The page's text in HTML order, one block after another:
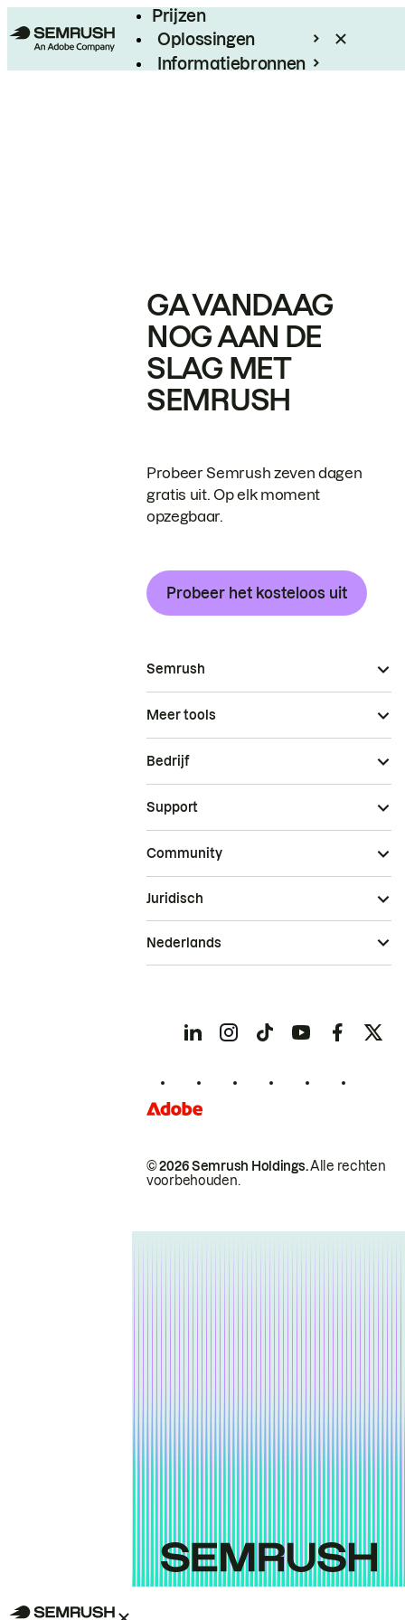
Prijzen
Oplossingen
Informatiebronnen
GA VANDAAG
NOG AAN DE
SLAG MET
SEMRUSH
Probeer Semrush zeven dagen
gratis uit. Op elk moment
opzegbaar.
Probeer het kosteloos uit
Semrush
Meer tools
Bedrijf
Support
Community
© 2026 Semrush Holdings.Alle rechten
voorbehouden.
Juridisch
Nederlands